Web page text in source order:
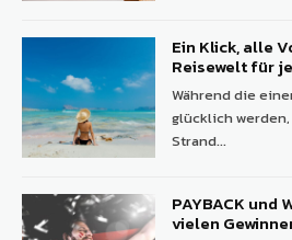
Ein Klick, alle
Reisewelt für
Während die
glücklich
Strand...
PAYBACK und
vielen